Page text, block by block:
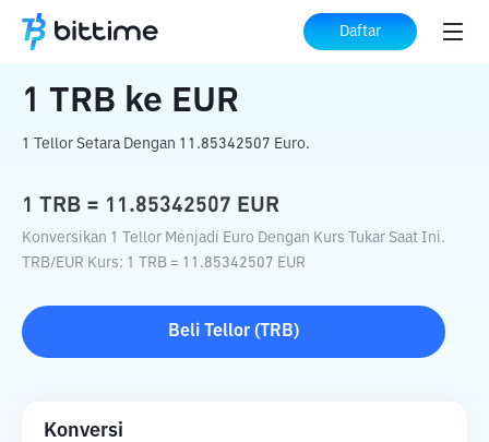
Daftar
Beranda Konverter Kripto ke EUR
1 TRB ke EUR
1 Tellor Setara Dengan 11.85342507 Euro.
1 TRB = 11.85342507 EUR
Konversikan 1 Tellor Menjadi Euro Dengan Kurs Tukar Saat Ini.
TRB/EUR Kurs: 1 TRB = 11.85342507 EUR
Beli Tellor ( TRB)
Konversi